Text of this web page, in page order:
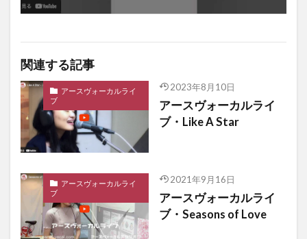
関連する記事
アースヴォーカルライ
ブ
2023年8月10日
アースヴォーカルライ
ブ・Like A Star
アースヴォーカルライ
ブ
2021年9月16日
アースヴォーカルライ
ブ・Seasons of Love